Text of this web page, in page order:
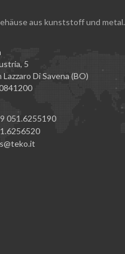
aus kunststoff und metal.
5
Lazzaro Di Savena (BO)
051.6255190